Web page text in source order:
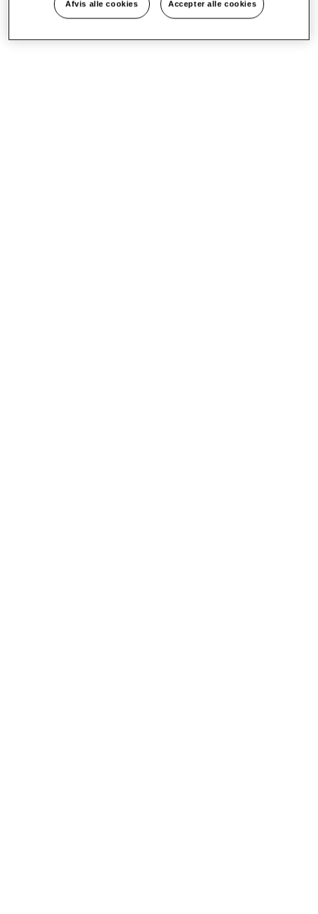
Afvis alle cookies Accepter alle cookies